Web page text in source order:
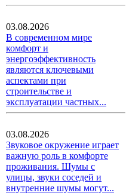
03.08.2026
В современном мире
комфорт и
энергоэффективность
являются ключевыми
аспектами при
строительстве и
эксплуатации частных...
03.08.2026
Звуковое окружение играет
важную роль в комфорте
проживания. Шумы с
улицы, звуки соседей и
внутренние шумы могут...